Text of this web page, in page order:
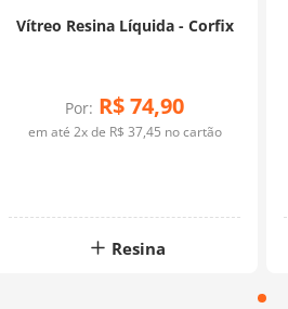
Vítreo Resina Líquida - Corfix
Por: R$74,90
em até 2x de R$ 37,45 no cartão
Resina